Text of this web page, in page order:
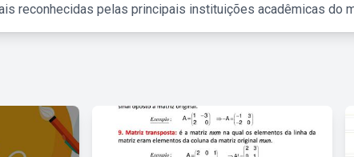
reconhecidas pelas principais instituições acadêmicas do